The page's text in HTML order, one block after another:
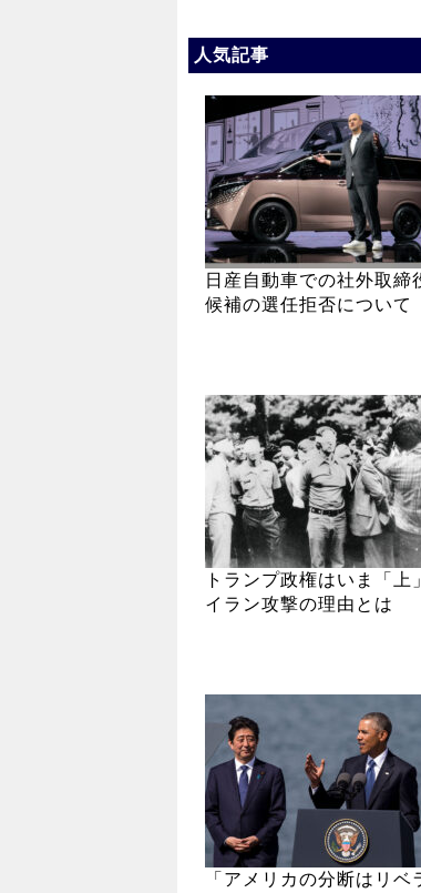
人気記事
日産自動車での社外取締
候補の選任拒否について
トランプ政権はいま「上」
イラン攻撃の理由とは
「アメリカの分断はリベ